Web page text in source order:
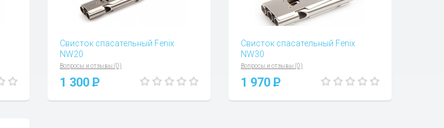
Свисток спасательный Fenix
NW20
Вопросы и отзывы (0)
1 300 P
Свисток спасательный Fenix
NW30
Вопросы и отзывы (0)
1 970 P